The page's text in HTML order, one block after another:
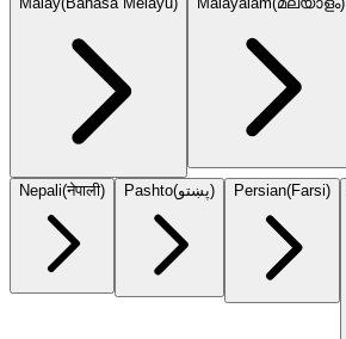
Nepali(नेपाली) Pashto(پښتو) Persian(Farsi)